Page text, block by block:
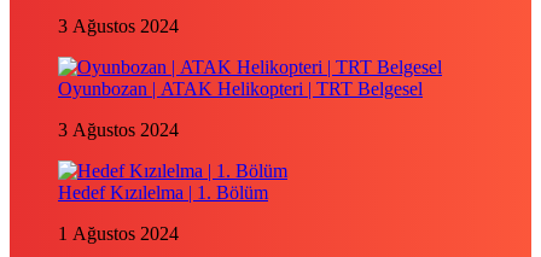
3 Ağustos 2024
Oyunbozan | ATAK Helikopteri | TRT Belgesel
3 Ağustos 2024
Hedef Kızılelma | 1. Bölüm
1 Ağustos 2024